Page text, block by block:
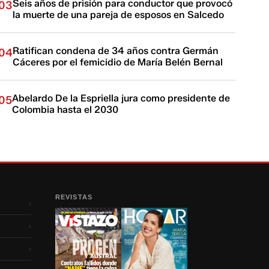
Seis años de prisión para conductor que provocó
la muerte de una pareja de esposos en Salcedo
Ratifican condena de 34 años contra Germán
Cáceres por el femicidio de María Belén Bernal
Abelardo De la Espriella jura como presidente de
Colombia hasta el 2030
›
›
›
REVISTAS